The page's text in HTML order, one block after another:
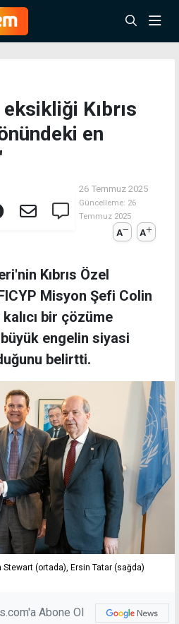
Kıbrıs
en
26 Temmuz 2025
Güncelleme: 26
Temmuz 2025
A A
Kıbrıs Özel
Misyon Şefi Colin
bir çözüme
büyük engelin siyasi
belirtti.
(ortada), Ersin Tatar (sağda)
Abone Ol